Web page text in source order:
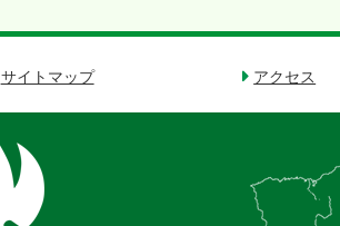
サイトマップ アクセス
村